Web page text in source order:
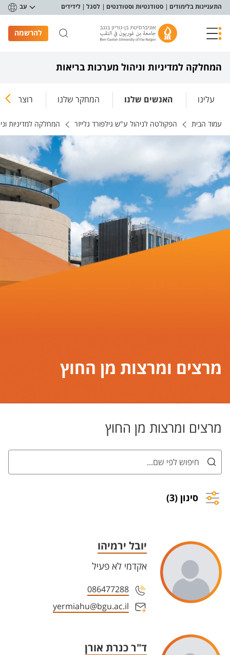
תפריט נגישות
התעניינות בלימודים סטודנטיות וסטודנטים לסגל לידידים עב
להרשמה
המחלקה למדיניות וניהול מערכות בריאות
עלינו האנשים שלנו המחקר שלנו רוצה
עמוד הבית הפקולטה לניהול ע"ש גילפורד גלייזר המחלקה למדיניות
מרצים ומרצות מן החוץ
מרצים ומרצות מן החוץ
סינון (3)
יובל ירמיהו
אקדמי לא פעיל
086477288
yermiahu@bgu.ac.il
ד"ר כנרת אורן